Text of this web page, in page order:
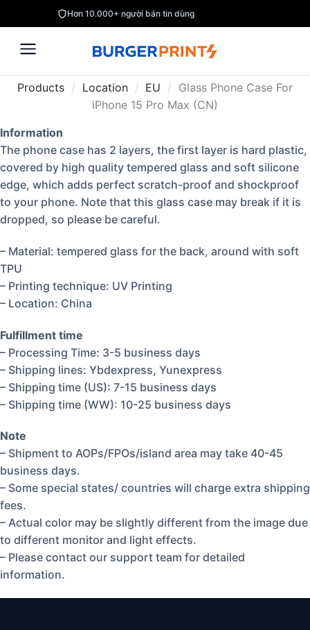
Hơn 10.000+ người bán tin dùng
Products / Location / EU / Glass Phone Case For
iPhone 15 Pro Max (CN)
Information
The phone case has 2 layers, the first layer is hard plastic,
covered by high quality tempered glass and soft silicone
edge, which adds perfect scratch-proof and shockproof
to your phone. Note that this glass case may break if it is
dropped, so please be careful.
– Material: tempered glass for the back, around with soft
TPU
– Printing technique: UV Printing
– Location: China
Fulfillment time
– Processing Time: 3-5 business days
– Shipping lines: Ybdexpress, Yunexpress
– Shipping time (US): 7-15 business days
– Shipping time (WW): 10-25 business days
Note
– Shipment to AOPs/FPOs/island area may take 40-45
business days.
– Some special states/ countries will charge extra shipping
fees.
– Actual color may be slightly different from the image due
to different monitor and light effects.
– Please contact our support team for detailed
information.